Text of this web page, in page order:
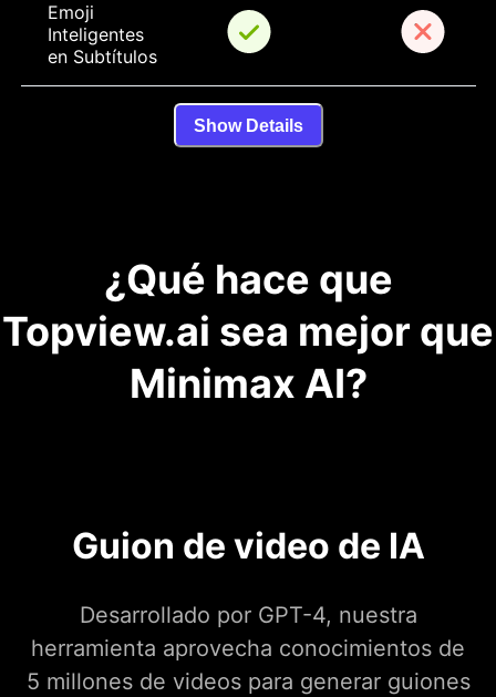
Emoji
Inteligentes
en Subtítulos
Show Details
¿Qué hace que
Topview.ai sea mejor que
Minimax AI?
Guion de video de IA
Desarrollado por GPT-4, nuestra
herramienta aprovecha conocimientos de
5 millones de videos para generar guiones